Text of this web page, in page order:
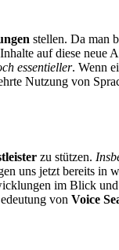
stellen. Da man
auf diese neue
essentieller. Wenn
Nutzung von
zu stützen.
uns jetzt bereits
im Blick
von Voice